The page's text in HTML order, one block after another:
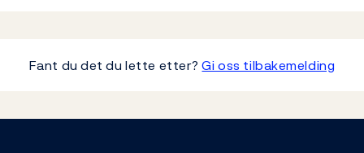
Fant du det du lette etter?Gi oss tilbakemelding